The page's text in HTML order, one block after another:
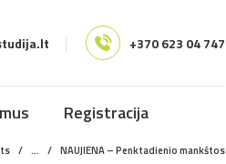
+370 623 04 747
Registracija
... NAUJIENA – Penktadienio mankštos